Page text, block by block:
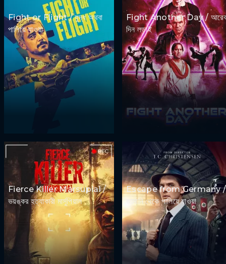
Fight or Flight / যুদ্ধ অথবা
পালিয়ে যাওয়া
Fight Another Day /
দিন লড়াই
Fierce Killer Marsupial /
ভয়ঙ্কর হত্যাকারী মার্সুপিয়াল
Escape from Germany /
জার্মানি থেকে পালিয়ে যাওয়া